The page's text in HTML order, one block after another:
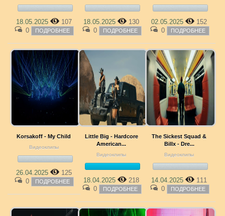
18.05.2025
107
0
ПОДРОБНЕЕ
18.05.2025
130
0
ПОДРОБНЕЕ
02.05.2025
152
0
ПОДРОБНЕЕ
Korsakoff - My Child
Видеоклипы
26.04.2025
125
0
ПОДРОБНЕЕ
Little Big - Hardcore
American...
Видеоклипы
18.04.2025
218
0
ПОДРОБНЕЕ
The Sickest Squad &
Billx - Dre...
Видеоклипы
14.04.2025
111
0
ПОДРОБНЕЕ